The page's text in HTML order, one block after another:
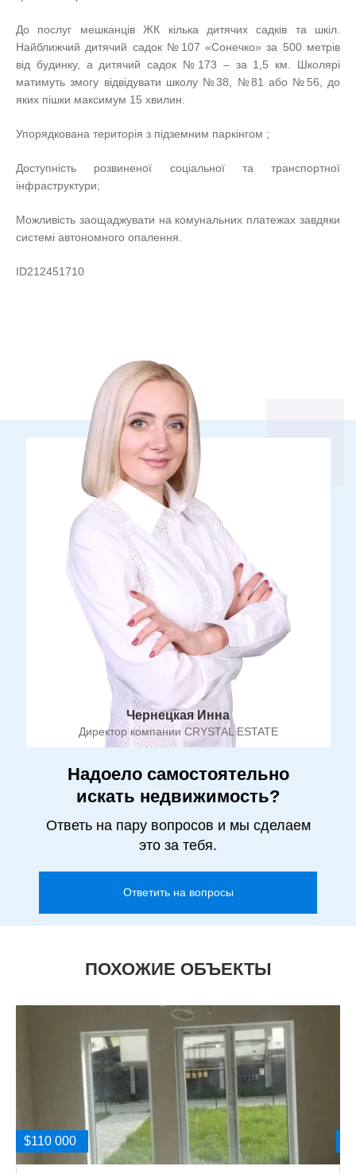
До послуг мешканців ЖК кілька дитячих садків та шкіл.
Найближчий дитячий садок №107 «Сонечко» за 500 метрів
від будинку, а дитячий садок №173 – за 1,5 км. Школярі
матимуть змогу відвідувати школу №38, №81 або №56, до
яких пішки максимум 15 хвилин.
Упорядкована територія з підземним паркінгом ;
Доступність розвиненої соціальної та транспортної
інфраструктури;
Можливість заощаджувати на комунальних платежах завдяки
системі автономного опалення.
ID212451710
Чернецкая Инна
Директор компании CRYSTAL ESTATE
Надоело самостоятельно
искать недвижимость?
Ответь на пару вопросов и мы сделаем
это за тебя.
Ответить на вопросы
ПОХОЖИЕ ОБЪЕКТЫ
$110 000